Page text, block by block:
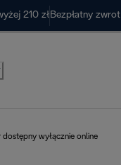
210 zł Bezpłatny zwrot
dostępny wyłącznie online